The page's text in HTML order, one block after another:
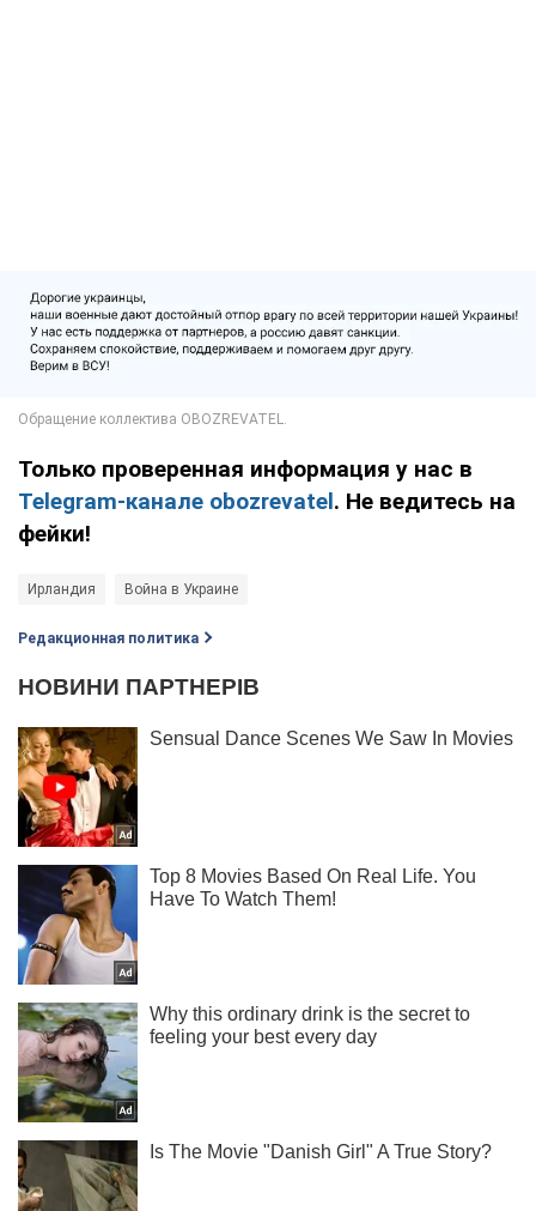
Только проверенная информация у нас в
Telegram-канале obozrevatel. Не ведитесь на
фейки!
Ирландия Война в Украине
Редакционная политика